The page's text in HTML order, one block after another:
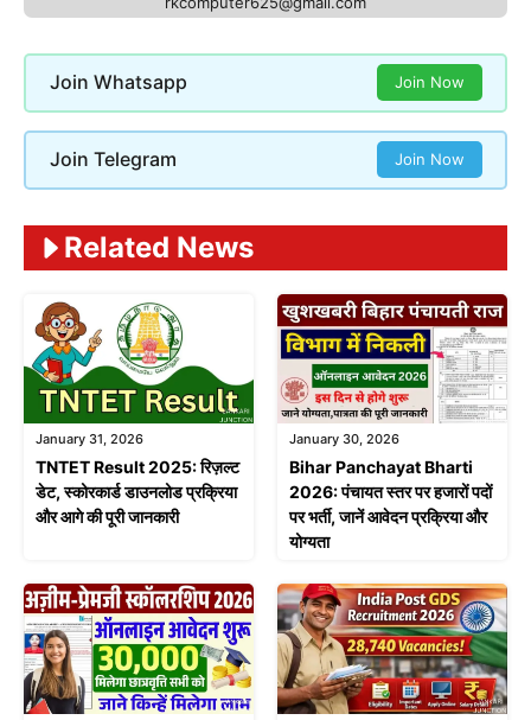
Join Whatsapp Join Now
Join Telegram Join Now
Related News
January 31, 2026
TNTET Result 2025: रिज़ल्ट
डेट, स्कोरकार्ड डाउनलोड प्रक्रिया
और आगे की पूरी जानकारी
January 30, 2026
Bihar Panchayat Bharti
2026: पंचायत स्तर पर हजारों पदों
पर भर्ती, जानें आवेदन प्रक्रिया और
योग्यता